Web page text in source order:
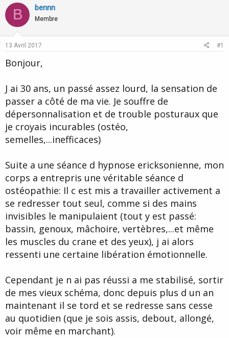
i
u
e
a
d
i
c
s
i
o
t
d
B bennn
Membre
13 Avril 2017 #1
Bonjour,
J ai 30 ans, un passé assez lourd, la sensation de
passer a côté de ma vie. Je souffre de
dépersonnalisation et de trouble posturaux que
je croyais incurables (ostéo,
semelles,...inefficaces)
Suite a une séance d hypnose ericksonienne, mon
corps a entrepris une véritable séance d
ostéopathie: Il c est mis a travailler activement a
se redresser tout seul, comme si des mains
invisibles le manipulaient (tout y est passé:
bassin, genoux, mâchoire, vertèbres,...et même
les muscles du crane et des yeux), j ai alors
ressenti une certaine libération émotionnelle.
Cependant je n ai pas réussi a me stabilisé, sortir
de mes vieux schéma, donc depuis plus d un an
maintenant il se tord et se redresse sans cesse
au quotidien (que je sois assis, debout, allongé,
voir même en marchant).